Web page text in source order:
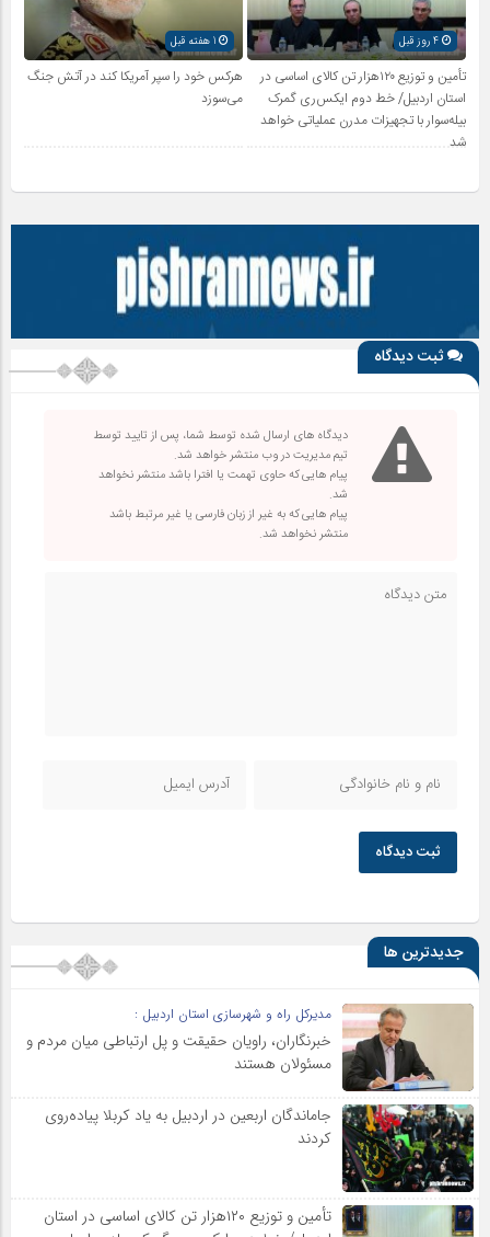
4 روز قبل
تأمین و توزیع ۱۲۰هزار تن کالای اساسی در
استان اردبیل/ خط دوم ایکس‌ری گمرک
بیله‌سوار با تجهیزات مدرن عملیاتی خواهد
شد
هرکس خود را سپر آمریکا کند در آتش جنگ
می‌سوزد
ثبت دیدگاه
دیدگاه های ارسال شده توسط شما، پس از تایید توسط
تیم مدیریت در وب منتشر خواهد شد.
پیام هایی که حاوی تهمت یا افترا باشد منتشر نخواهد
شد.
پیام هایی که به غیر از زبان فارسی یا غیر مرتبط باشد
منتشر نخواهد شد.
ثبت دیدگاه
جدیدترین ها
مدیرکل راه و شهرسازی استان اردبیل :
خبرنگاران، راویان حقیقت و پل ارتباطی میان مردم و
مسئولان هستند
جاماندگان اربعین در اردبیل به یاد کربلا پیاده‌روی
کردند
تأمین و توزیع ۱۲۰هزار تن کالای اساسی در استان